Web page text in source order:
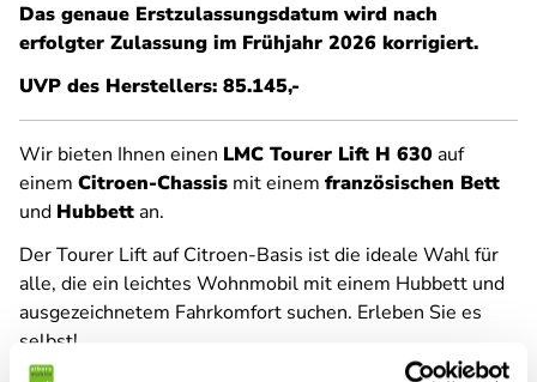
Das genaue Erstzulassungsdatum wird nach
erfolgter Zulassung im Frühjahr 2026 korrigiert.
UVP des Herstellers: 85.145,-
Wir bieten Ihnen einen LMC Tourer Lift H 630 auf
einem Citroen-Chassis mit einem französischen Bett
und Hubbettan.
Der Tourer Lift auf Citroen-Basis ist die ideale Wahl für
alle, die ein leichtes Wohnmobil mit einem Hubbett und
ausgezeichnetem Fahrkomfort suchen. Erleben Sie es
selbst!